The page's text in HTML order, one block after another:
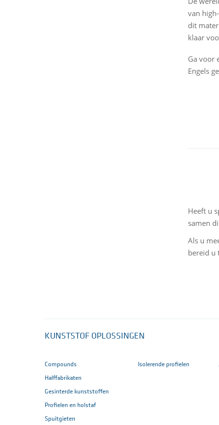
van
dit
klaar
Ga voor
Engels
Heeft u
samen
Als u
bereid u
KUNSTSTOF OPLOSSINGEN
Compounds
Halffabrikaten
Gesinterde kunststoffen
Profielen en holstaf
Spuitgieten
Isolerende profielen